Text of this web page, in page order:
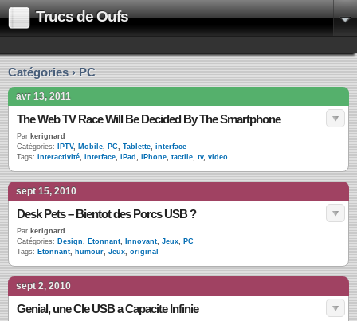
Trucs de Oufs
Catégories › PC
avr 13, 2011
The Web TV Race Will Be Decided By The Smartphone
Par kerignard
Catégories:
IPTV, Mobile, PC, Tablette, interface
Tags: interactivité, interface, iPad , iPhone, tactile, tv, video
sept 15, 2010
Desk Pets – Bientot des Porcs USB ?
Par kerignard
Catégories: Design, Etonnant, Innovant, Jeux, PC
Tags: Etonnant, humour, Jeux, original
sept 2, 2010
Genial, une Cle USB a Capacite Infinie